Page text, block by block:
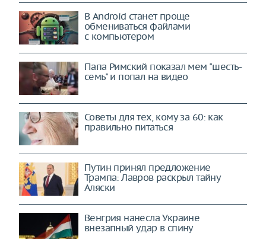
В Android станет проще
обмениваться файлами
с компьютером
Папа Римский показал мем "шесть-
семь" и попал на видео
Советы для тех, кому за 60: как
правильно питаться
Путин принял предложение
Трампа: Лавров раскрыл тайну
Аляски
Венгрия нанесла Украине
внезапный удар в спину